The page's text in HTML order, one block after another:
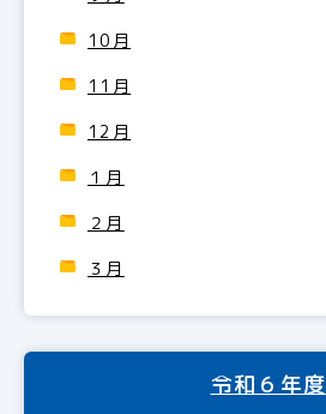
10月
11月
12月
１月
２月
３月
令和６年度